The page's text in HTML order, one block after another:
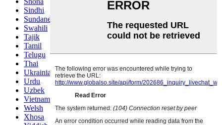
Sindhi
Sundanese
Swahili
Tajik
Tamil
Telugu
Thai
Ukrainian
Urdu
Uzbek
Vietnamese
Welsh
Xhosa